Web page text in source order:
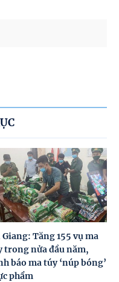
Giang: Tăng 155 vụ ma
trong nửa đầu năm,
báo ma túy ‘núp bóng’
phẩm